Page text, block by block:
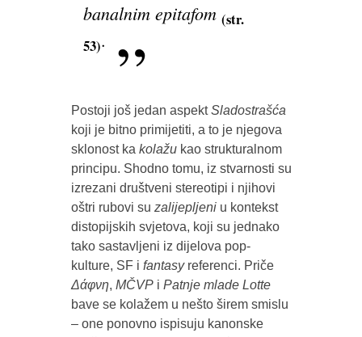
banalnim epitafom (str.
53).
Postoji još jedan aspektSladostrašća
koji je bitno primijetiti, a to je njegova
sklonost ka kolažu kao strukturalnom
principu. Shodno tomu, iz stvarnosti su
izrezani društveni stereotipi i njihovi
oštri rubovi su zalijepljeniu kontekst
distopijskih svjetova, koji su jednako
tako sastavljeni iz dijelova pop-
kulture, SF i fantasyreferenci. Priče
Δάφνη, MČVPi Patnje mlade Lotte
bave se kolažem u nešto širem smislu
– one ponovno ispisuju kanonske